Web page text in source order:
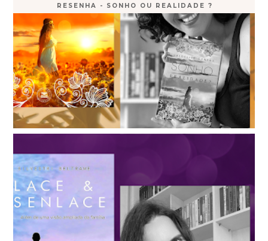
RESENHA - SONHO OU REALIDADE ?